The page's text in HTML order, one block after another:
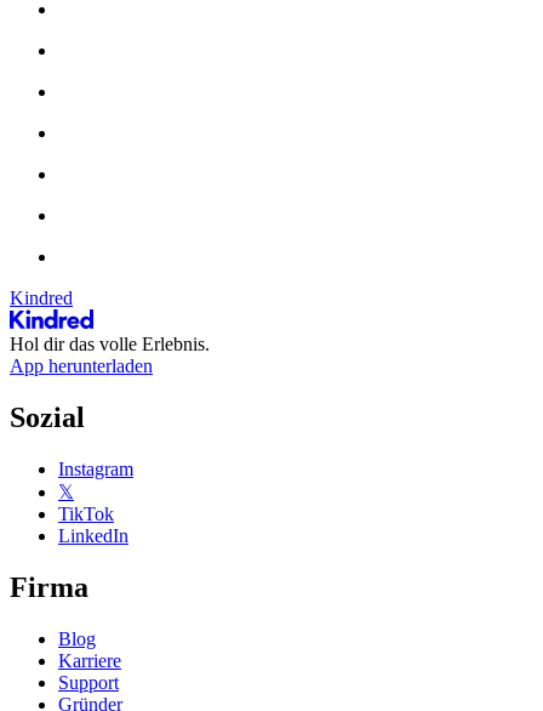
Kindred
Hol dir das volle Erlebnis.
App herunterladen
Sozial
Instagram
𝕏
TikTok
LinkedIn
Firma
Blog
Karriere
Support
Gründer